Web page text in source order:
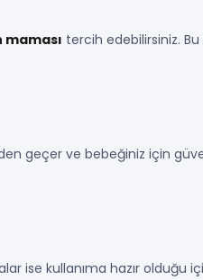
tercih edebilirsiniz.
geçer ve bebeğiniz için
ise kullanıma hazır